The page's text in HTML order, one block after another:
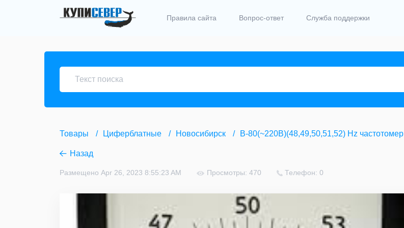
Правила сайта Вопрос-ответ Служба поддержки
Товары Циферблатные Новосибирск В-80(~220В)(48,49,50,51,52) Hz частотомер
Назад
Размещено Apr 26, 2023 8:55:23 AM Просмотры: 470 Телефон: 0